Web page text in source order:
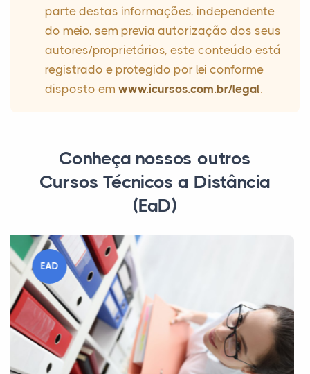
parte destas informações, independente
do meio, sem previa autorização dos seus
autores/proprietários, este conteúdo está
registrado e protegido por lei conforme
disposto em www.icursos.com.br/legal.
Conheça nossos outros
Cursos Técnicos a Distância
(EaD)
EAD